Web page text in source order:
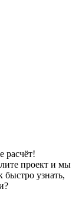
расчёт!
проект и мы
быстро узнать,